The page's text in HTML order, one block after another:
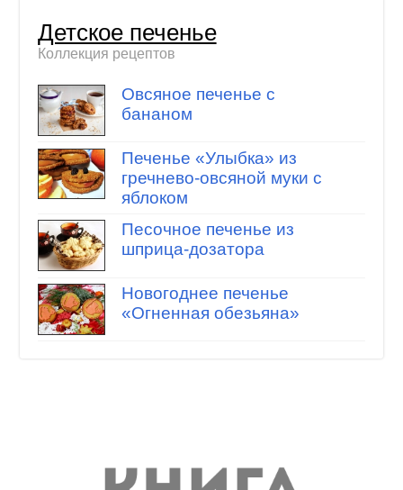
Детское печенье
Коллекция рецептов
Овсяное печенье с
бананом
Печенье «Улыбка» из
гречнево-овсяной муки с
яблоком
Песочное печенье из
шприца-дозатора
Новогоднее печенье
«Огненная обезьяна»